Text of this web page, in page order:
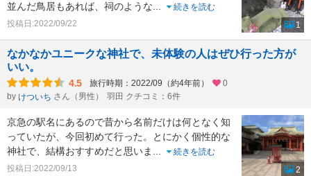
並んだ鳥居もあれば、祠のような
続きを読む
投稿日:2022/09/22
1
なかなかユニークな神社で、未体験の人はぜひ行った方が
いい。
4.5 旅行時期：2022/09（約4年前）
0
by けついち さん（男性） 羽田 クチコミ：6件
京急の駅名にあるので昔から名前だけは何となく知
っていたが、今回初めて行った。とにかく個性的な
神社で、結構おすすめだと思いま
続きを読む
投稿日:2022/09/13
2